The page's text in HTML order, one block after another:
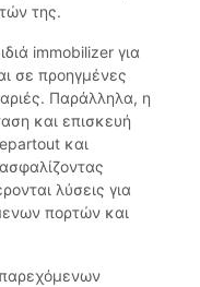
της.
immobilizer για
σε προηγμένες
Παράλληλα, η
και επισκευή
και
λύσεις για
πορτών και